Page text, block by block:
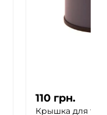
110 грн.
Крышка для